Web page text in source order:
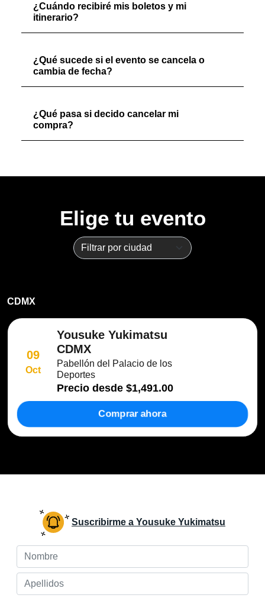
¿Cuándo recibiré mis boletos y mi
itinerario?
¿Qué sucede si el evento se cancela o
cambia de fecha?
¿Qué pasa si decido cancelar mi
compra?
Elige tu evento
CDMX
09
Oct
Yousuke Yukimatsu
CDMX
Pabellón del Palacio de los
Deportes
Precio desde $1,491.00
Comprar ahora
Suscribirme a Yousuke Yukimatsu